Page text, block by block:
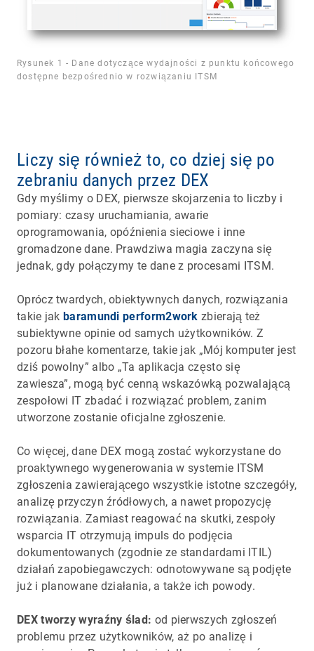
Rysunek 1 - Dane dotyczące wydajności z punktu końcowego
dostępne bezpośrednio w rozwiązaniu ITSM
Liczy się również to, co dziej się po
zebraniu danych przez DEX
Gdy myślimy o DEX, pierwsze skojarzenia to liczby i
pomiary: czasy uruchamiania, awarie
oprogramowania, opóźnienia sieciowe i inne
gromadzone dane. Prawdziwa magia zaczyna się
jednak, gdy połączymy te dane z procesami ITSM.
Oprócz twardych, obiektywnych danych, rozwiązania
takie jakbaramundi perform2work zbierają też
subiektywne opinie od samych użytkowników. Z
pozoru błahe komentarze, takie jak „Mój komputer jest
dziś powolny” albo „Ta aplikacja często się
zawiesza”, mogą być cenną wskazówką pozwalającą
zespołowi IT zbadać i rozwiązać problem, zanim
utworzone zostanie oficjalne zgłoszenie.
Co więcej, dane DEX mogą zostać wykorzystane do
proaktywnego wygenerowania w systemie ITSM
zgłoszenia zawierającego wszystkie istotne szczegóły,
analizę przyczyn źródłowych, a nawet propozycję
rozwiązania. Zamiast reagować na skutki, zespoły
wsparcia IT otrzymują impuls do podjęcia
dokumentowanych (zgodnie ze standardami ITIL)
działań zapobiegawczych: odnotowywane są podjęte
już i planowane działania, a także ich powody.
DEX tworzy wyraźny ślad: od pierwszych zgłoszeń
problemu przez użytkowników, aż po analizę i